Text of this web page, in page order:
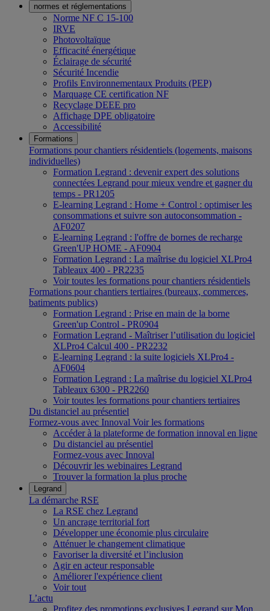
normes et réglementations
Norme NF C 15-100
IRVE
Photovoltaïque
Efficacité énergétique
Éclairage de sécurité
Sécurité Incendie
Profils Environnementaux Produits (PEP)
Marquage CE certification NF
Recyclage DEEE pro
Affichage DPE obligatoire
Accessibilité
Formations
Formations pour chantiers résidentiels (logements, maisons
individuelles)
Formation Legrand : devenir expert des solutions
connectées Legrand pour mieux vendre et gagner du
temps - PR1205
E-learning Legrand : Home + Control : optimiser les
consommations et suivre son autoconsommation -
AF0207
E-learning Legrand : l'offre de bornes de recharge
Green'UP HOME - AF0904
Formation Legrand : La maîtrise du logiciel XLPro4
Tableaux 400 - PR2235
Voir toutes les formations pour chantiers résidentiels
Formations pour chantiers tertiaires (bureaux, commerces,
batiments publics)
Formation Legrand : Prise en main de la borne
Green'up Control - PR0904
Formation Legrand - Maîtriser l’utilisation du logiciel
XLPro4 Calcul 400 - PR2232
E-learning Legrand : la suite logiciels XLPro4 -
AF0604
Formation Legrand : La maîtrise du logiciel XLPro4
Tableaux 6300 - PR2260
Voir toutes les formations pour chantiers tertiaires
Du distanciel au présentiel
Formez-vous avec Innoval Voir les formations
Accéder à la plateforme de formation innoval en ligne
Du distanciel au présentiel
Formez-vous avec Innoval
Découvrir les webinaires Legrand
Trouver la formation la plus proche
Legrand
La démarche RSE
La RSE chez Legrand
Un ancrage territorial fort
Développer une économie plus circulaire
Atténuer le changement climatique
Favoriser la diversité et l’inclusion
Agir en acteur responsable
Améliorer l'expérience client
Voir tout
L’actu
Profitez des promotions exclusives Legrand sur Mon